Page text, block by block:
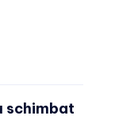
schimbat